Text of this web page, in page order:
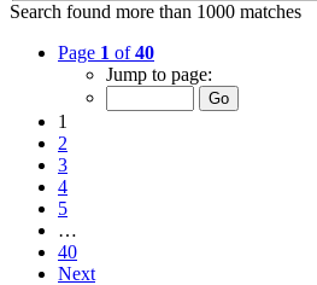
Search found more than 1000 matches
Page 1 of40
Jump to page:
1
2
3
4
5
…
40
Next